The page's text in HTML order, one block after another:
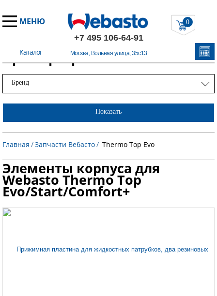
МЕНЮ
+7 495 106-64-91
Москва, Вольная улица, 35с13
Каталог
0
Примеры работ
Бренд
Показать
Главная /Запчасти Вебасто/ Thermo Top Evo
Элементы корпуса для
Webasto Thermo Top
Evo/Start/Comfort+